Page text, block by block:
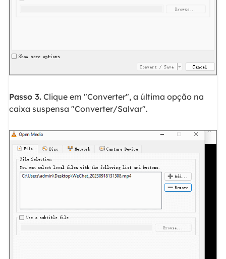
Passo 3.Clique em "Converter", a última opção na
caixa suspensa "Converter/Salvar".